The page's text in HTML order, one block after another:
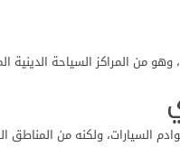
من المراكز السياحة
السيارات، ولكنه من